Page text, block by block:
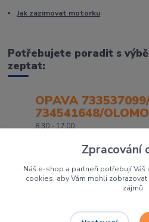
Jak zazimovat motorku
Potřebujete poradit s
zeptat:
OPAVA
734541648/
8:30 - 17:00
Zpracování
Náš e-shop a partneři potřebují
cookies, aby Vám mohli
zájmů.